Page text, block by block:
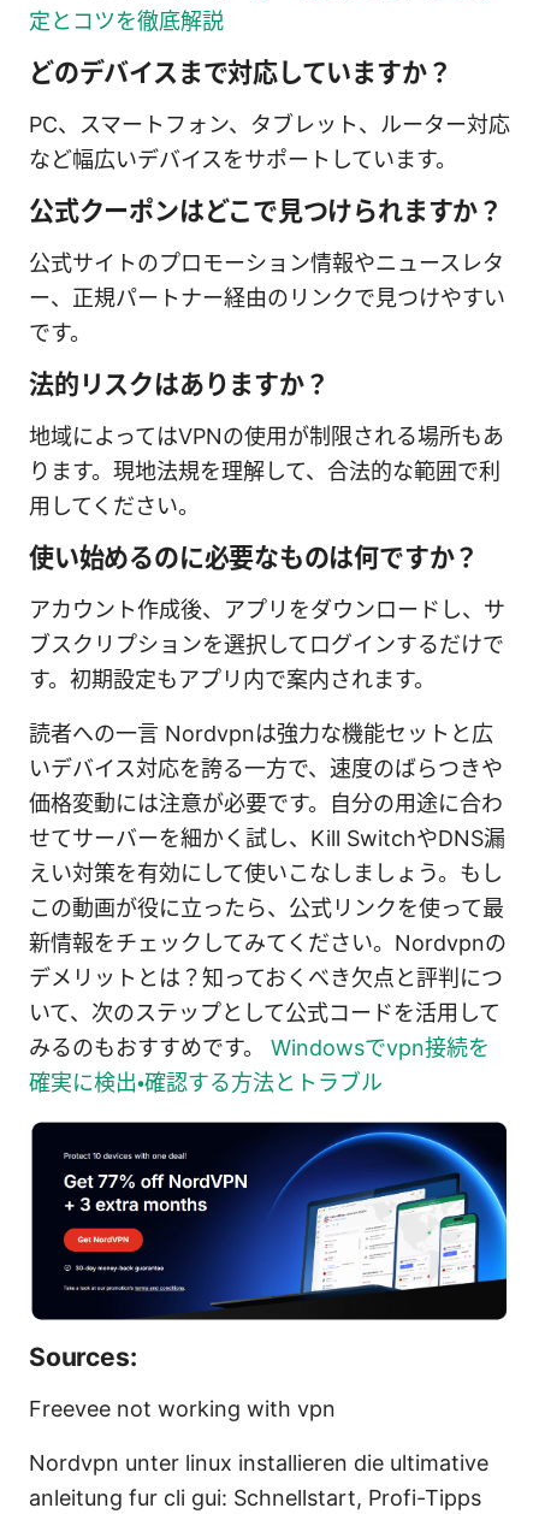
定とコツを徹底解説
どのデバイスまで対応していますか？
PC、スマートフォン、タブレット、ルーター対応
など幅広いデバイスをサポートしています。
公式クーポンはどこで見つけられますか？
公式サイトのプロモーション情報やニュースレタ
ー、正規パートナー経由のリンクで見つけやすい
です。
法的リスクはありますか？
地域によってはVPNの使用が制限される場所もあ
ります。現地法規を理解して、合法的な範囲で利
用してください。
使い始めるのに必要なものは何ですか？
アカウント作成後、アプリをダウンロードし、サ
ブスクリプションを選択してログインするだけで
す。初期設定もアプリ内で案内されます。
読者への一言 Nordvpnは強力な機能セットと広
いデバイス対応を誇る一方で、速度のばらつきや
価格変動には注意が必要です。自分の用途に合わ
せてサーバーを細かく試し、Kill SwitchやDNS漏
えい対策を有効にして使いこなしましょう。もし
この動画が役に立ったら、公式リンクを使って最
新情報をチェックしてみてください。Nordvpnの
デメリットとは？知っておくべき欠点と評判につ
いて、次のステップとして公式コードを活用して
みるのもおすすめです。 Windowsでvpn接続を
確実に検出・確認する方法とトラブル
Sources:
Freevee not working with vpn
Nordvpn unter linux installieren die ultimative
anleitung fur cli gui: Schnellstart, Profi-Tipps